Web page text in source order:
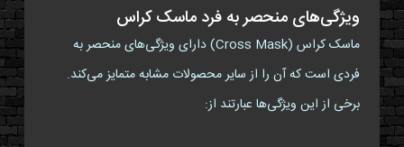
ویژگی‌های منحصر به فرد ماسک کراس
ماسک کراس (Cross Mask) دارای ویژگی‌های منحصر به
فردی است که آن را از سایر محصولات مشابه متمایز می‌کند.
برخی از این ویژگی‌ها عبارتند از: